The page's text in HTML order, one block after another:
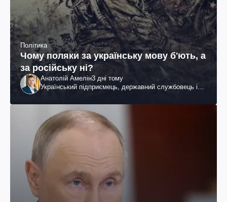
Політика
Чому поляки за українську мову б'ють, а
за російську ні?
Анатолій Амелін3 дні тому
Український підприємець, державний службовець і